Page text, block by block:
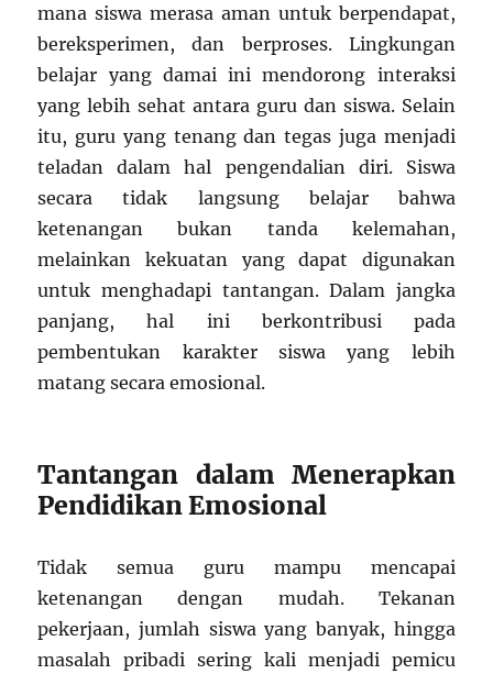
mana siswa merasa aman untuk berpendapat,
bereksperimen, dan berproses. Lingkungan
belajar yang damai ini mendorong interaksi
yang lebih sehat antara guru dan siswa. Selain
itu, guru yang tenang dan tegas juga menjadi
teladan dalam hal pengendalian diri. Siswa
secara tidak langsung belajar bahwa
ketenangan bukan tanda kelemahan,
melainkan kekuatan yang dapat digunakan
untuk menghadapi tantangan. Dalam jangka
panjang, hal ini berkontribusi pada
pembentukan karakter siswa yang lebih
matang secara emosional.
Tantangan dalam Menerapkan
Pendidikan Emosional
Tidak semua guru mampu mencapai
ketenangan dengan mudah. Tekanan
pekerjaan, jumlah siswa yang banyak, hingga
masalah pribadi sering kali menjadi pemicu